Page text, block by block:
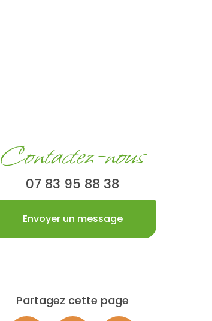
Contactez-nous
07 83 95 88 38
Envoyer un message
Partagez cette page